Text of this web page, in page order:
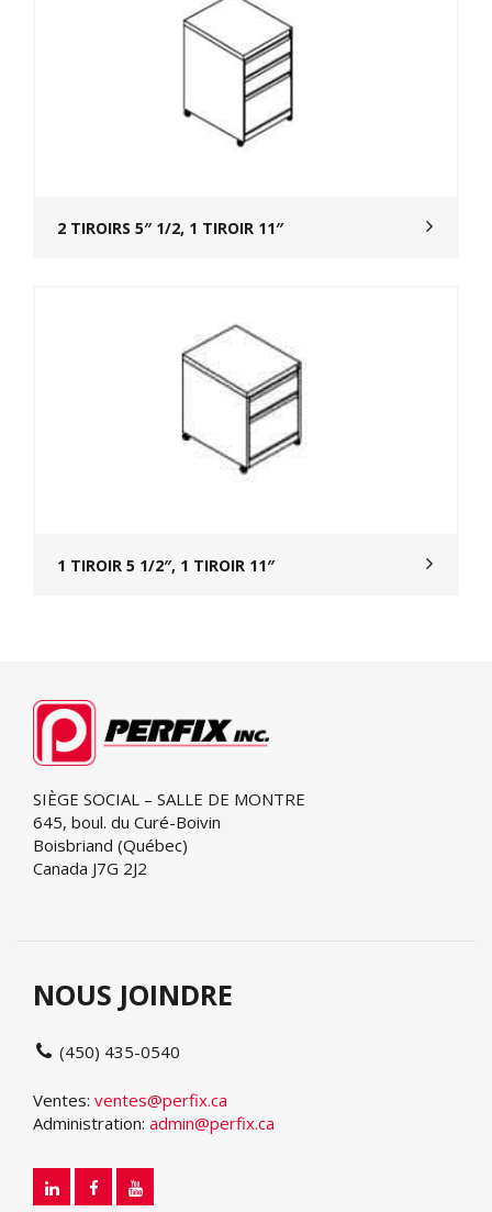
2 TIROIRS 5″ 1/2, 1 TIROIR 11″
1 TIROIR 5 1/2″, 1 TIROIR 11″
SIÈGE SOCIAL – SALLE DE MONTRE
645, boul. du Curé-Boivin
Boisbriand (Québec)
Canada J7G 2J2
NOUS JOINDRE
(450) 435-0540
Ventes: ventes@perfix.ca
Administration: admin@perfix.ca